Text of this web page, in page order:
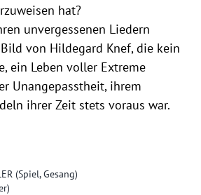
(Spiel, Gesang)
hat?
unvergessenen Liedern
von Hildegard Knef, die kein
ein Leben voller Extreme
Unangepasstheit, ihrem
ihrer Zeit stets voraus war.